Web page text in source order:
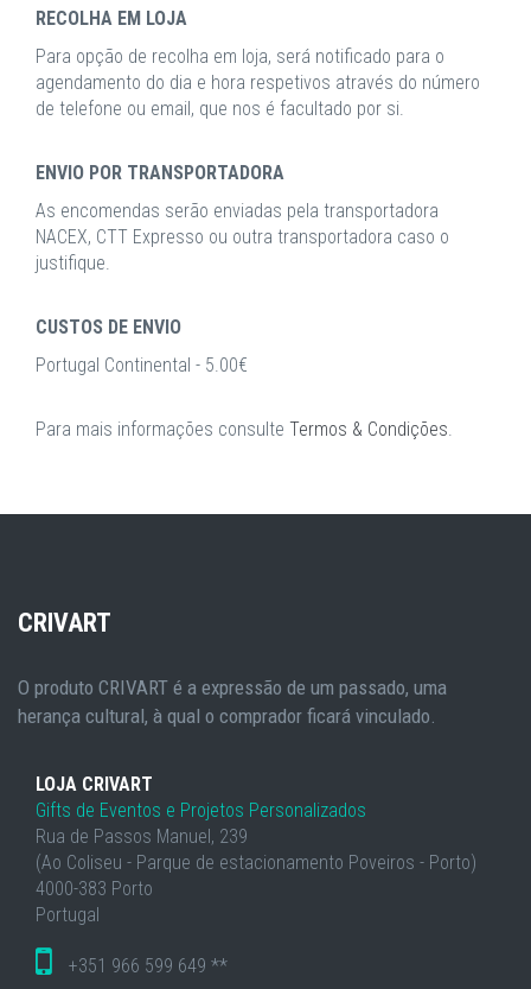
RECOLHA EM LOJA
Para opção de recolha em loja, será notificado para o
agendamento do dia e hora respetivos através do número
de telefone ou email, que nos é facultado por si.
ENVIO POR TRANSPORTADORA
As encomendas serão enviadas pela transportadora
NACEX, CTT Expresso ou outra transportadora caso o
justifique.
CUSTOS DE ENVIO
Portugal Continental - 5.00€
Para mais informações consulte Termos & Condições.
CRIVART
O produto CRIVART é a expressão de um passado, uma
herança cultural, à qual o comprador ficará vinculado.
LOJA CRIVART
Gifts de Eventos e Projetos Personalizados
Rua de Passos Manuel, 239
(Ao Coliseu - Parque de estacionamento Poveiros - Porto)
4000-383 Porto
Portugal
+351 966 599 649 **